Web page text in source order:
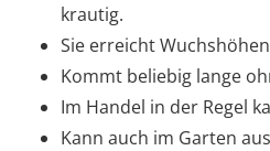
krautig.
Sie erreicht
Kommt beliebig lange
Im Handel in der Regel
Kann auch im Garten